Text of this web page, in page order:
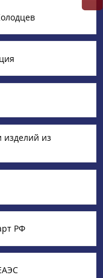
изделий из
РФ